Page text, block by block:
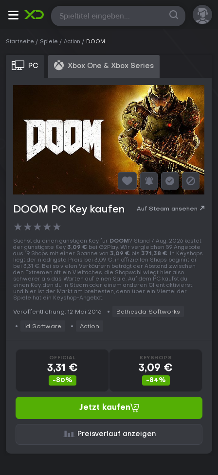
Alle
Startseite Spiele Action DOOM
PC Xbox One & Xbox Series
DOOM PC Key kaufen Auf Steam ansehen
★★★★★
Suchst du einen günstigen Key für DOOM? Stand 7 Aug. 2026 kostet
der günstigste Key 3,09 € bei G2Play. Wir vergleichen 59 Angebote
aus 19 Shops mit einer Spanne von 3,09 € bis 371,38 €. In Keyshops
liegt der niedrigste Preis bei 3,09 €, in offiziellen Shops beginnt er
bei 3,31 €. Bei so vielen Verkäufern beträgt der Abstand zwischen
den Extremen oft ein Vielfaches, die Shopwahl wiegt hier also
schwerer als das Warten auf einen Sale. Auf dem PC kaufst du
einen Key, den du in Steam oder einem anderen Client aktivierst,
und hier ist der Markt am breitesten, denn über ein Viertel der
Spiele hat ein Keyshop-Angebot.
Veröffentlichung: 12 Mai 2016 Bethesda Softworks
id Software Action
OFFICIAL
3,31 €
-80%
KEYSHOPS
3,09 €
-84%
Jetzt kaufen
Preisverlauf anzeigen